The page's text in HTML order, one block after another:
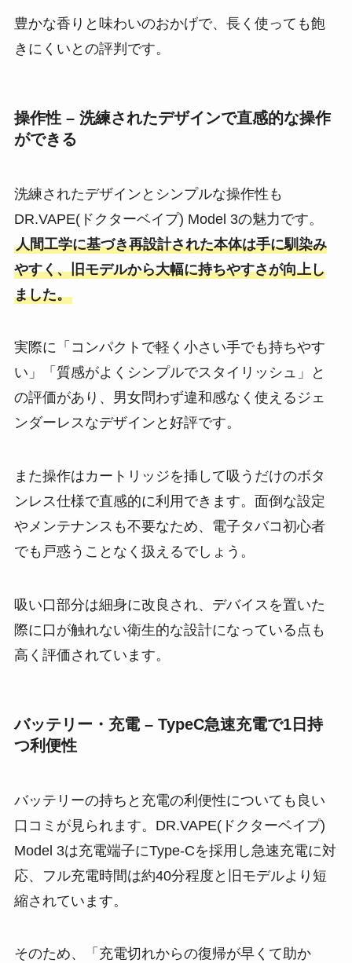
豊かな香りと味わいのおかげで、長く使っても飽
きにくいとの評判です。
操作性 – 洗練されたデザインで直感的な操作
ができる
洗練されたデザインとシンプルな操作性も
DR.VAPE(ドクターベイプ) Model 3の魅力です。
人間工学に基づき再設計された本体は手に馴染み
やすく、旧モデルから大幅に持ちやすさが向上し
ました​。
実際に「コンパクトで軽く小さい手でも持ちやす
い」「質感がよくシンプルでスタイリッシュ」と
の評価があり​、男女問わず違和感なく使えるジェ
ンダーレスなデザインと好評です。
また操作はカートリッジを挿して吸うだけのボタ
ンレス仕様で直感的に利用できます​。面倒な設定
やメンテナンスも不要なため​、電子タバコ初心者
でも戸惑うことなく扱えるでしょう。
吸い口部分は細身に改良され、デバイスを置いた
際に口が触れない衛生的な設計になっている点も
高く評価されています​。
バッテリー・充電 – TypeC急速充電で1日持
つ利便性
バッテリーの持ちと充電の利便性についても良い
口コミが見られます。DR.VAPE(ドクターベイプ)
Model 3は充電端子にType-Cを採用し急速充電に対
応、フル充電時間は約40分程度と旧モデルより短
縮されています​。
そのため、「充電切れからの復帰が早くて助か